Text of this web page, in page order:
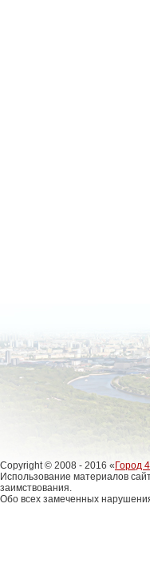
Copyright © 2008 - 2016 «Город
Использование материалов
заимствования.
Обо всех замеченных